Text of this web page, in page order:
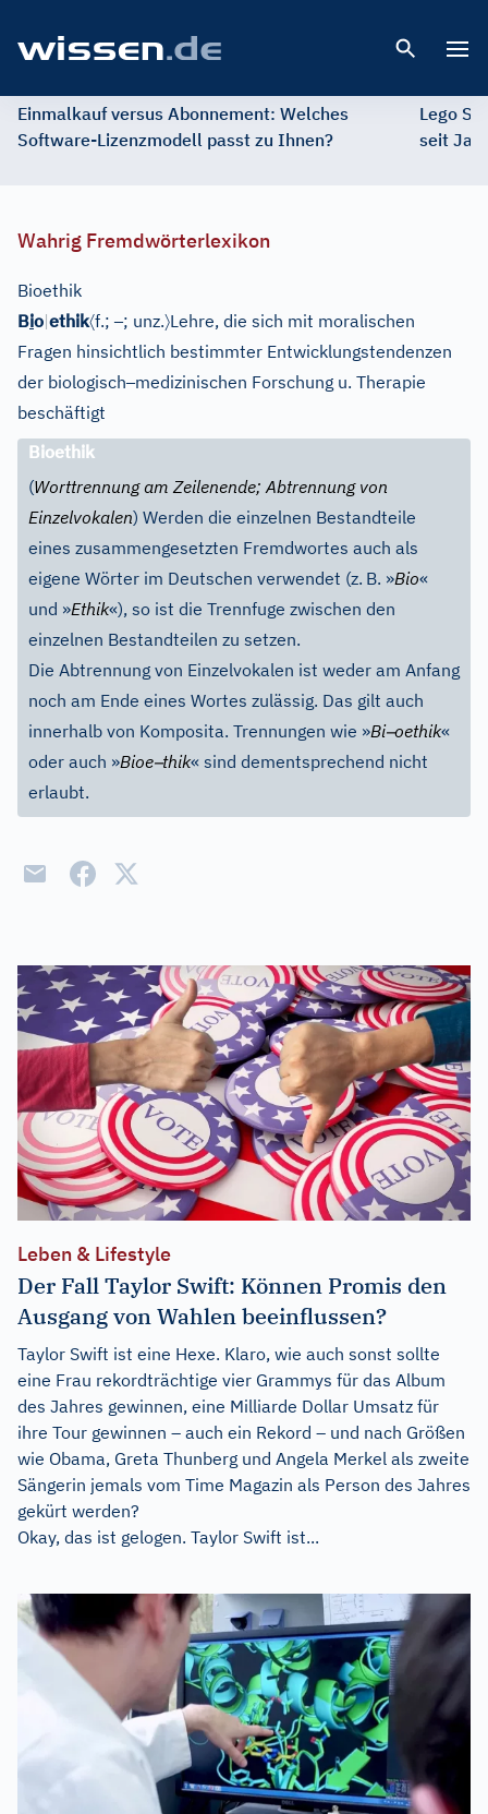
Einmalkauf versus Abonnement: Welches
Software-Lizenzmodell passt zu Ihnen?
Lego
seit
Wahrig Fremdwörterlexikon
Bioethik
Bio|ethik〈f.;–; unz.〉Lehre, die sich mit moralischen
Fragen hinsichtlich bestimmter Entwicklungstendenzen
der biologisch–medizinischen Forschung u. Therapie
beschäftigt
Bioethik
(Worttrennung am Zeilenende; Abtrennung von
Einzelvokalen) Werden die einzelnen Bestandteile
eines zusammengesetzten Fremdwortes auch als
eigene Wörter im Deutschen verwendet (z. B. »Bio«
und »Ethik«), so ist die Trennfuge zwischen den
einzelnen Bestandteilen zu setzen.
Die Abtrennung von Einzelvokalen ist weder am Anfang
noch am Ende eines Wortes zulässig. Das gilt auch
innerhalb von Komposita. Trennungen wie »Bi–oethik«
oder auch »Bioe–thik« sind dementsprechend nicht
erlaubt.
Leben & Lifestyle
Der Fall Taylor Swift: Können Promis den
Ausgang von Wahlen beeinflussen?
Taylor Swift ist eine Hexe. Klaro, wie auch sonst sollte
eine Frau rekordträchtige vier Grammys für das Album
des Jahres gewinnen, eine Milliarde Dollar Umsatz für
ihre Tour gewinnen – auch ein Rekord – und nach Größen
wie Obama, Greta Thunberg und Angela Merkel als zweite
Sängerin jemals vom Time Magazin als Person des Jahres
gekürt werden?
Okay, das ist gelogen. Taylor Swift ist...